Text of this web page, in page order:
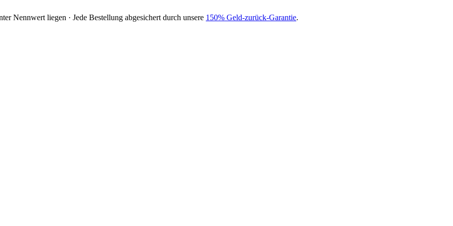
Nennwert liegen · Jede Bestellung abgesichert durch unsere 150% Geld-zurück-Garantie.